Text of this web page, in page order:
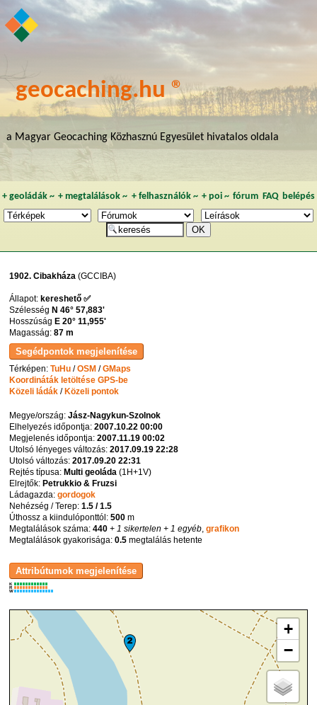
geocaching.hu ®
a Magyar Geocaching Közhasznú Egyesület hivatalos oldala
+ geoládák~ +megtalálások ~ + felhasználók~ + poi~ fórum FAQ belépés
1902. Cibakháza (GCCIBA)
Állapot: kereshető ✅
Szélesség N 46° 57,883'
Hosszúság E 20° 11,955'
Magasság:87 m
Térképen:TuHu /OSM /GMaps
Koordináták letöltése GPS-be
Közeli ládák / Közeli pontok
Megye/ország:Jász-Nagykun-Szolnok
Elhelyezés időpontja:2007.10.22 00:00
Megjelenés időpontja:2007.11.19 00:02
Utolsó lényeges változás:2017.09.19 22:28
Utolsó változás:2017.09.20 22:31
Rejtés típusa: Multi geoláda (1H+1V)
Elrejtők: Petrukkio & Fruzsi
Ládagazda:gordogok
Nehézség / Terep:1.5 / 1.5
Úthossz a kiindulóponttól:500 m
Megtalálások száma:440 + 1 sikertelen + 1 egyéb,grafikon
Megtalálások gyakorisága:0.5 megtalálás hetente
K
R
W
+
−